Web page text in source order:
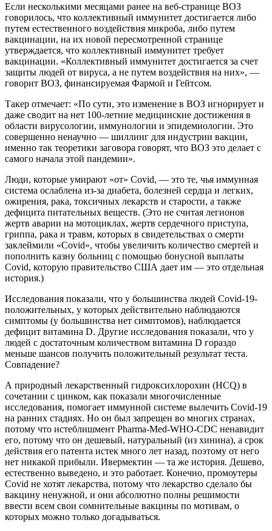
Если несколькими месяцами ранее на веб-странице ВОЗ
говорилось, что коллективный иммунитет достигается либо
путем естественного воздействия микроба, либо путем
вакцинации, на их новой пересмотренной странице
утверждается, что коллективный иммунитет требует
вакцинации. «Коллективный иммунитет достигается за счет
защиты людей от вируса, а не путем воздействия на них», —
говорит ВОЗ, финансируемая Фармой и Гейтсом.
Такер отмечает: «По сути, это изменение в ВОЗ игнорирует и
даже сводит на нет 100-летние медицинские достижения в
области вирусологии, иммунологии и эпидемиологии. Это
совершенно ненаучно — шиллинг для индустрии вакцин,
именно так теоретики заговора говорят, что ВОЗ это делает с
самого начала этой пандемии».
Люди, которые умирают «от» Covid, — это те, чья иммунная
система ослаблена из-за диабета, болезней сердца и легких,
ожирения, рака, токсичных лекарств и старости, а также
дефицита питательных веществ. (Это не считая легионов
жертв аварии на мотоциклах, жертв сердечного приступа,
гриппа, рака и травм, которых в свидетельствах о смерти
заклеймили «Covid», чтобы увеличить количество смертей и
пополнить казну больниц с помощью бонусной выплаты
Covid, которую правительство США дает им — это отдельная
история.)
Исследования показали, что у большинства людей Covid-19-
положительных, у которых действительно наблюдаются
симптомы (у большинства нет симптомов), наблюдается
дефицит витамина D. Другие исследования показали, что у
людей с достаточным количеством витамина D гораздо
меньше шансов получить положительный результат теста.
Совпадение?
А природный лекарственный гидроксихлорохин (HCQ) в
сочетании с цинком, как показали многочисленные
исследования, помогает иммунной системе вылечить Covid-19
на ранних стадиях. Но он был запрещен во многих странах,
потому что истеблишмент Pharma-Med-WHO-CDC ненавидит
его, потому что он дешевый, натуральный (из хинина), а срок
действия его патента истек много лет назад, поэтому от него
нет никакой прибыли. Ивермектин — та же история. Дешево,
естественно выведено, и это работает. Конечно, промоутеры
Covid не хотят лекарства, потому что лекарство сделало бы
вакцину ненужной, и они абсолютно полны решимости
ввести всем свои сомнительные вакцины по мотивам, о
которых можно только догадываться.